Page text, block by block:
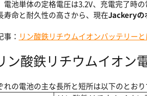
電池単体の定格電圧は3.2V、充電完了時の
寿命と耐久性の高さから、現在Jackeryの
事：
リン酸鉄リチウムイオンバッテリー
酸鉄リチウムイオン
れの電池の主な長所と短所は以下のとおり